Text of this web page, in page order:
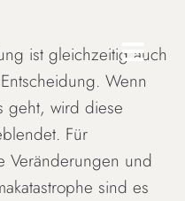
ist gleichzeitig auch
Wenn
geht, wird diese
Für
Veränderungen und
sind es